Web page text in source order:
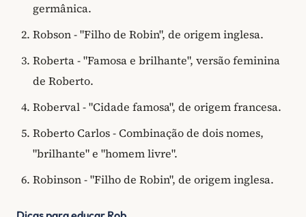
germânica.
Robson - "Filho de Robin", de origem inglesa.
Roberta - "Famosa e brilhante", versão feminina
de Roberto.
Roberval - "Cidade famosa", de origem francesa.
Roberto Carlos - Combinação de dois nomes,
"brilhante" e "homem livre".
Robinson - "Filho de Robin", de origem inglesa.